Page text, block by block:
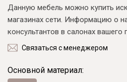
Данную мебель можно купить
магазинах сети. Информацию о
консультантов в салонах вашего
Связаться с менеджером
Основной материал: